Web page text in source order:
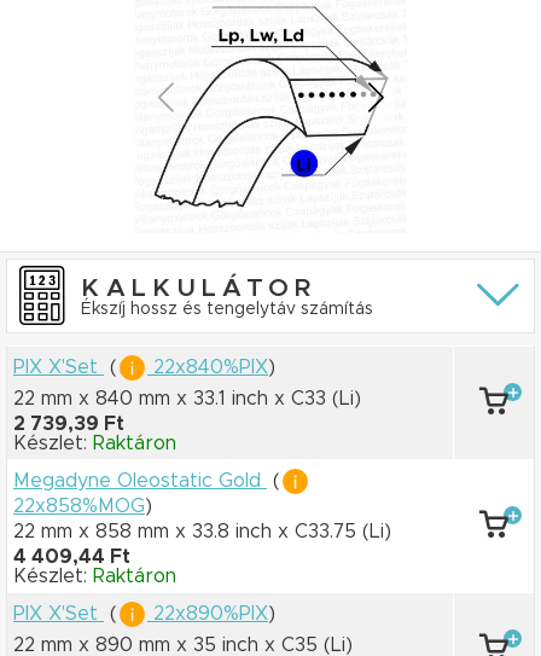
KALKULÁTOR
Ékszíj hossz és tengelytáv számítás
PIX X'Set ( 22x840%PIX)
22 mm x 840 mm x 33.1 inch x C33 (Li)
2 739,39 Ft
Készlet: Raktáron
Megadyne Oleostatic Gold
(
22x858%MOG)
22 mm x 858 mm x 33.8 inch x C33.75 (Li)
4 409,44 Ft
Készlet: Raktáron
PIX X'Set
( 22x890%PIX)
22 mm x 890 mm x 35 inch x C35 (Li)